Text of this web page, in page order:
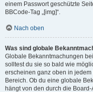
einem Passwort geschützte
BBCode-Tag „[img]“.
Nach oben
Was sind globale
Globale Bekanntmachungen
solltest du sie so bald wie
erscheinen ganz oben in
Bereich. Ob du eine globale
hängt von den durch die